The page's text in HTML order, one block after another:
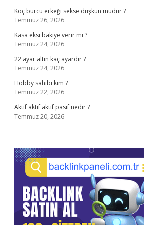
Koç burcu erkeği sekse düşkün müdür ?
Temmuz 26, 2026
Kasa eksi bakiye verir mi ?
Temmuz 24, 2026
22 ayar altın kaç ayardır ?
Temmuz 24, 2026
Hobby sahibi kim ?
Temmuz 22, 2026
Aktif aktif aktif pasif nedir ?
Temmuz 20, 2026